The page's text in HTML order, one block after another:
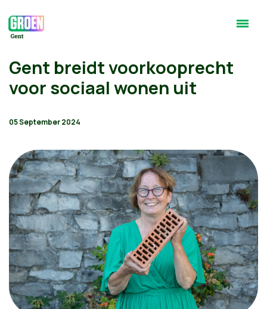
Gent breidt voorkooprecht
voor sociaal wonen uit
05 September 2024